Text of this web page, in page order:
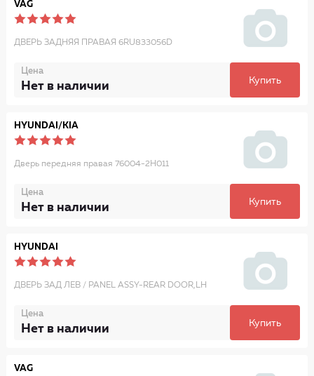
VAG
ДВЕРЬ ЗАДНЯЯ ПРАВАЯ 6RU833056D
Цена
Нет в наличии Купить
HYUNDAI/KIA
Дверь передняя правая 76004-2H011
Цена
Нет в наличии Купить
HYUNDAI
ДВЕРЬ ЗАД ЛЕВ / PANEL ASSY-REAR DOOR,LH
Цена
Нет в наличии Купить
VAG